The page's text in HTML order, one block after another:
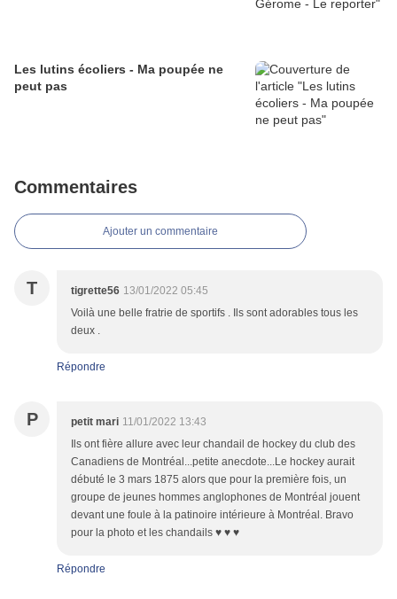
Les lutins écoliers - Ma poupée ne
peut pas
Commentaires
Ajouter un commentaire
T tigrette56 13/01/2022 05:45
Voilà une belle fratrie de sportifs . Ils sont adorables tous les
deux .
Répondre
P petit mari 11/01/2022 13:43
Ils ont fière allure avec leur chandail de hockey du club des
Canadiens de Montréal...petite anecdote...Le hockey aurait
débuté le 3 mars 1875 alors que pour la première fois, un
groupe de jeunes hommes anglophones de Montréal jouent
devant une foule à la patinoire intérieure à Montréal. Bravo
pour la photo et les chandails ♥ ♥ ♥
Répondre